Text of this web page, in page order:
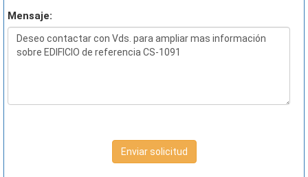
Mensaje:
Enviar solicitud